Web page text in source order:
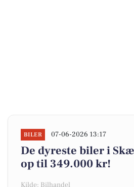
BILER 07-06-2026 13:17
De dyreste biler i
op til 349.000 kr!
Kilde: Bilhandel